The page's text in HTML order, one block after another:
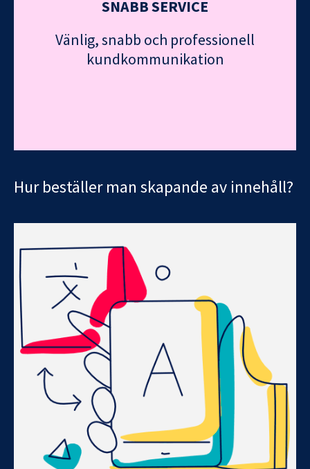
SNABB SERVICE
Vänlig, snabb och professionell
kundkommunikation
Hur beställer man skapande av innehåll?